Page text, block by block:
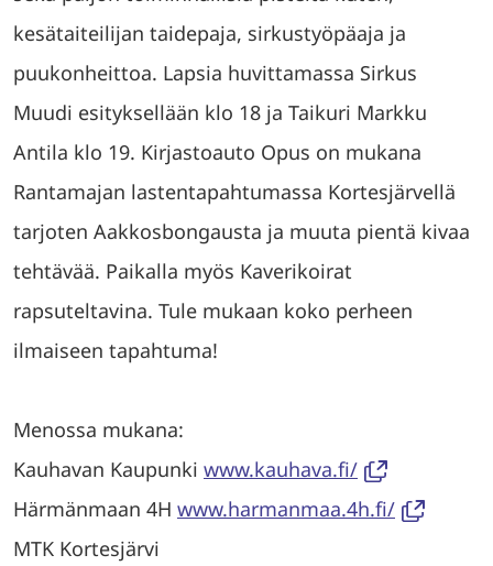
kesätaiteilijan taidepaja, sirkustyöpäaja ja
puukonheittoa. Lapsia huvittamassa Sirkus
Muudi esityksellään klo 18 ja Taikuri Markku
Antila klo 19. Kirjastoauto Opus on mukana
Rantamajan lastentapahtumassa Kortesjärvellä
tarjoten Aakkosbongausta ja muuta pientä kivaa
tehtävää. Paikalla myös Kaverikoirat
rapsuteltavina. Tule mukaan koko perheen
ilmaiseen tapahtuma!
Menossa mukana:
Kauhavan Kaupunki www.kauhava.fi/
Härmänmaan 4H www.harmanmaa.4h.fi/
MTK Kortesjärvi